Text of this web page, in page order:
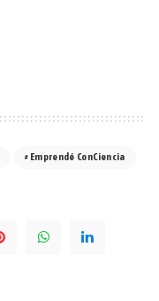
Emprendé ConCiencia